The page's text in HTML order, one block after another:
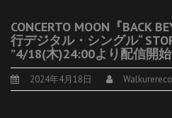
CONCERTO MOON『BACK
行デジタル・シングル“
”4/18(木)24:00より配信開始
2024年4月18日